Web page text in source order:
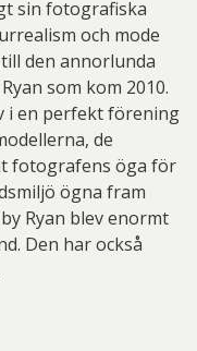
sin fotografiska
och mode
den annorlunda
som kom 2010.
i en perfekt förening
de
fotografens öga för
ögna fram
Ryan blev enormt
Den har också